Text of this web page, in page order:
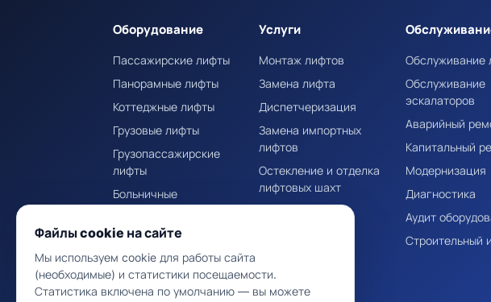
Оборудование
Пассажирские лифты
Панорамные лифты
Коттеджные лифты
Грузовые лифты
Грузопассажирские
лифты
Больничные
Лифты для высотных
зданий
Гидравлические лифты
Эскалаторы и
Услуги
Монтаж лифтов
Замена лифта
Диспетчеризация
Замена импортных
лифтов
Остекление и отделка
лифтовых шахт
Обслуживание
Обслуживание
эскалаторов
Аварийный
Капитальный
Модернизация
Диагностика
Аудит
Строительный
Файлы cookie на сайте
Мы используем cookie для работы сайта
(необходимые) и статистики посещаемости.
Статистика включена по умолчанию — вы можете